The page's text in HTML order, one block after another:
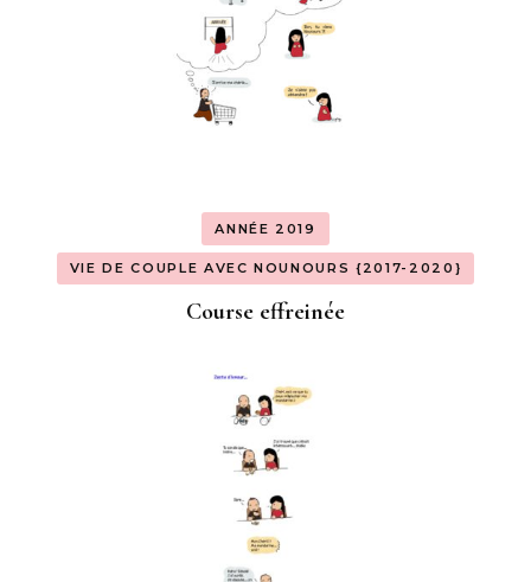
ANNÉE 2019
VIE DE COUPLE AVEC NOUNOURS {2017-2020}
Course effreinée